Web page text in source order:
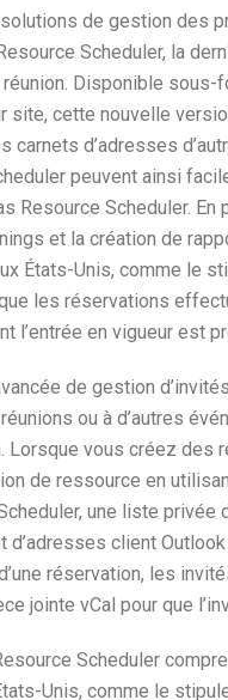
de gestion des
Scheduler, la
Disponible
site, cette nouvelle
d’adresses
peuvent ainsi
Resource Scheduler.
et la création de
États-Unis, comme le
les réservations
l’entrée en vigueur est
de gestion
ou à d’autres
Lorsque vous créez
de ressource en
une liste
d’adresses client
réservation, les
jointe vCal pour que
Scheduler
Unis, comme le